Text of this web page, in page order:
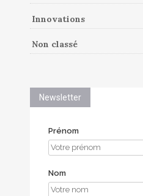
Innovations
Non classé
Newsletter
Prénom
Nom